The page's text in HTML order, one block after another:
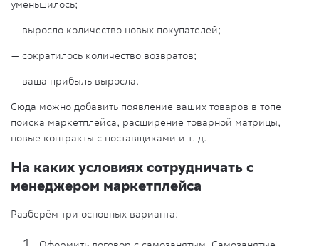
уменьшилось;
— выросло количество новых покупателей;
— сократилось количество возвратов;
— ваша прибыль выросла.
Сюда можно добавить появление ваших товаров в топе
поиска маркетплейса, расширение товарной матрицы,
новые контракты с поставщиками и т. д.
На каких условиях сотрудничать с
менеджером маркетплейса
Разберём три основных варианта: